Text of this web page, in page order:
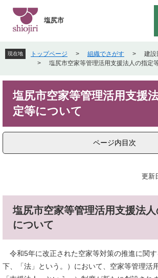
先
頭
す
を
飛
し
塩尻市
現在地 トップページ > 組織でさがす > 建設
>
塩尻市空家等管理活用支援法人の指定
塩尻市空家等管理活用支援
定等について
ページ内目次
更新
塩尻市空家等管理活用支援法
について
令和5年に改正された空家等対策の推進に関す
下、「法」という。）において、空家等管理活